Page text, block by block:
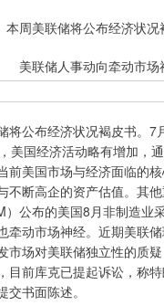
本周美联储将公布经济状况
美联储人事动向牵动市场
公布经济状况褐皮书。7
美国经济活动略有增加，
前美国市场与经济面临的
不断高企的资产估值。其
）公布的美国8月非制造业
牵动市场神经。近期美联
市场对美联储独立性的质
目前库克已提起诉讼，称
书面陈述。